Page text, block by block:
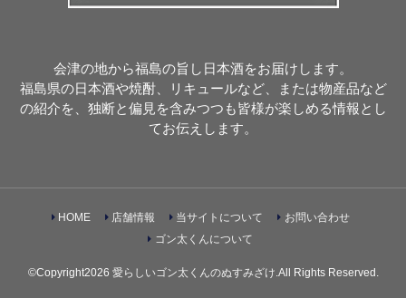
会津の地から福島の旨し日本酒をお届けします。
福島県の日本酒や焼酎、リキュールなど、または物産品など
の紹介を、独断と偏見を含みつつも皆様が楽しめる情報とし
てお伝えします。
HOME 店舗情報 当サイトについて
お問い合わせ
ゴン太くんについて
©Copyright2026 愛らしいゴン太くんのぬすみざけ .All Rights Reserved.